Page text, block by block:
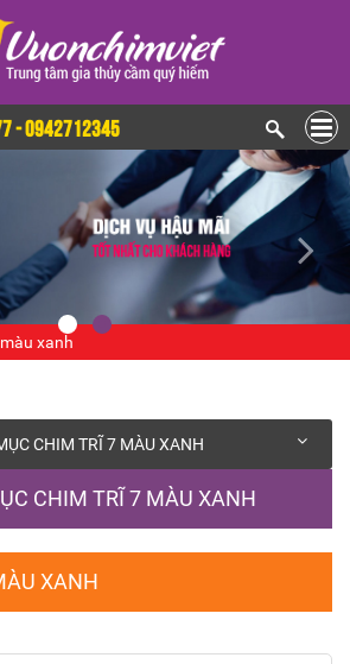
- 0942712345
xanh
CHIM TRĨ 7 MÀU XANH
CHIM TRĨ 7 MÀU XANH
XANH